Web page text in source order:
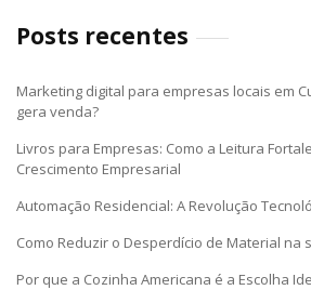
Posts recentes
Marketing digital para empresas locais em
gera venda?
Livros para Empresas: Como a Leitura
Crescimento Empresarial
Automação Residencial: A Revolução
Como Reduzir o Desperdício de Material na
Por que a Cozinha Americana é a Escolha